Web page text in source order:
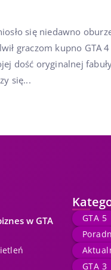
się niedawno
graczom kupno GTA
dość oryginalnej
się...
w GTA
GTA 5
GTA 3